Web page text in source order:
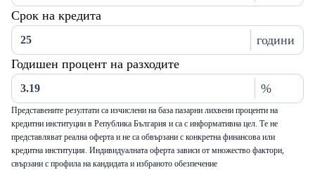
Срок на кредита
години
Годишен процент на разходите
%
Представените резултати са изчислени на база пазарни лихвени проценти на
кредитни институции в Република България и са с информативна цел. Те не
представляват реална оферта и не са обвързани с конкретна финансова или
кредитна институция. Индивидуалната оферта зависи от множество фактори,
свързани с профила на кандидата и избраното обезпечение